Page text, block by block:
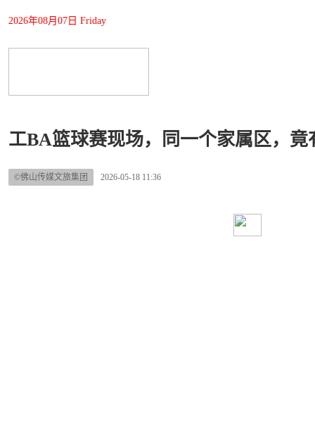
2026年08月07日 Friday
工BA篮球赛现场，同一个家属区，竟
©佛山传媒文旅集团 2026-05-18 11:36